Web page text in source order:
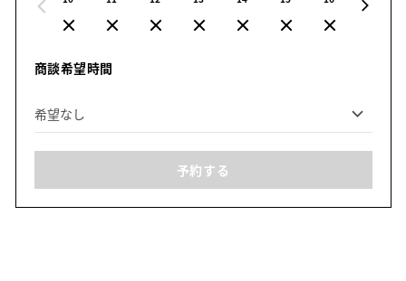
商談希望時間
予約する